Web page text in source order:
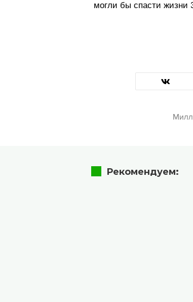
могли бы спасти жизни
Рекомендуем: